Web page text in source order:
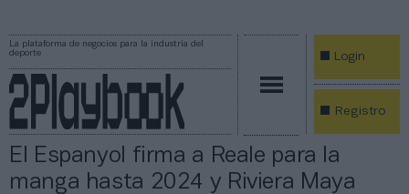
La plataforma de negocios para la industria del
deporte
Login
Registro
El Espanyol firma a Reale para la
manga hasta 2024 y Riviera Maya